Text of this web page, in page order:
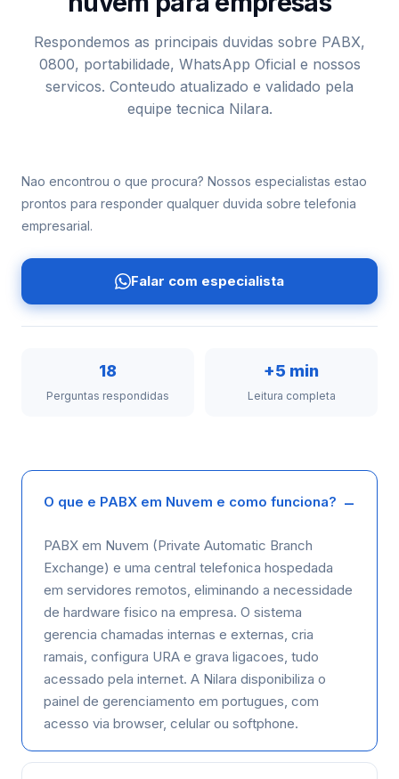
Respondemos as principais duvidas sobre PABX,
0800, portabilidade, WhatsApp Oficial e nossos
servicos. Conteudo atualizado e validado pela
equipe tecnica Nilara.
Nao encontrou o que procura? Nossos especialistas estao
prontos para responder qualquer duvida sobre telefonia
empresarial.
Falar com especialista
18
Perguntas respondidas
+5 min
Leitura completa
O que e PABX em Nuvem e como funciona?
PABX em Nuvem (Private Automatic Branch
Exchange) e uma central telefonica hospedada
em servidores remotos, eliminando a necessidade
de hardware fisico na empresa. O sistema
gerencia chamadas internas e externas, cria
ramais, configura URA e grava ligacoes, tudo
acessado pela internet. A Nilara disponibiliza o
painel de gerenciamento em portugues, com
acesso via browser, celular ou softphone.